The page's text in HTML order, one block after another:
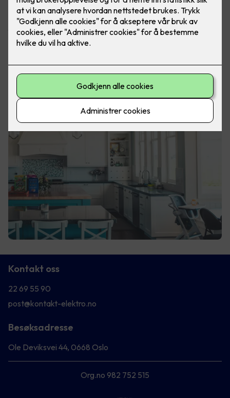
Vi hjelper gjerne til med alt fra de små oppdragene til store
totalrehabiliteringer. Vårt fokus er å tilby økonomisk
forsvarlige tiltak og løsninger som er holdbare over lang tid.
ditt sikringsskap, kontakter, kabler, brytere og øvrig el-
anlegg. Hvis vi finner feil ved ditt elektriske anlegg vil vi
komme med våre forslag og anbefalinger til utbedringer.
Kontakt oss i dag hvis du ønsker elsjekk av din bolig!
Kontakt oss
22 69 55 90
post@kontakt-elektro.no
Besøksadresse
Ole Deviksvei 44, 0668 Oslo
Org.no 982 752 515